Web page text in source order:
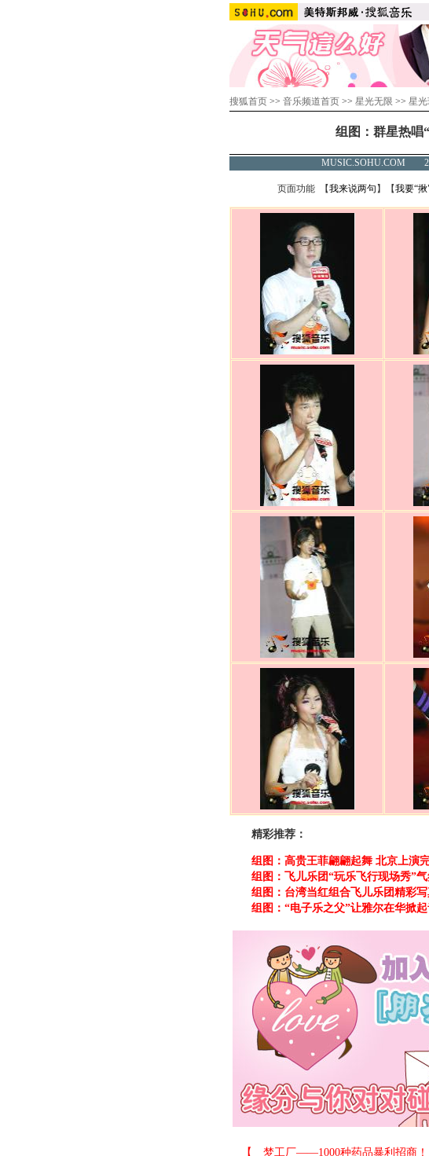
搜狐首页 >> 音乐频道首页 >> 星光无限 >> 星光
组图：群星热唱
MUSIC.SOHU.COM
页面功能 【我来说两句 】【我要“揪
精彩推荐：
组图：高贵王菲翩翩起舞 北京上演
组图：飞儿乐团“玩乐飞行现场秀”
组图：台湾当红组合飞儿乐团精彩
组图：“电子乐之父”让雅尔在华掀